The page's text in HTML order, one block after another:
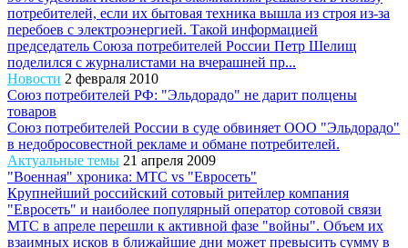
потребителей, если их бытовая техника вышла из строя из-за
перебоев с электроэнергией. Такой информацией
председатель Союза потребителей России Петр Шелищ
поделился с журналистами на вчерашней пр...
Новости 2 февраля 2010
Союз потребителей РФ: "Эльдорадо" не дарит полцены
товаров
Союз потребителей России в суде обвиняет ООО "Эльдорадо"
в недобросовестной рекламе и обмане потребителей.
Актуальные темы 21 апреля 2009
"Военная" хроника: МТС vs "Евросеть"
Крупнейший российский сотовый ритейлер компания
"Евросеть" и наиболее популярный оператор сотовой связи
МТС в апреле перешли к активной фазе "войны". Объем их
взаимных исков в ближайшие дни может превысить сумму в